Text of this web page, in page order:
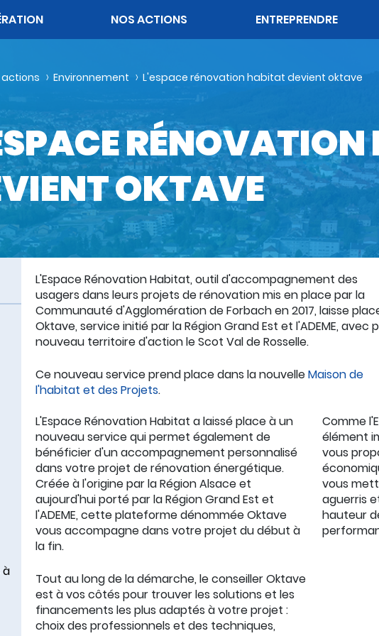
NOS ACTIONS ENTREPRENDRE
OK
actions Environnement L'espace rénovation habitat devient oktave
OKTAVE
à
L'Espace Rénovation Habitat, outil d'accompagnement des
usagers dans leurs projets de rénovation mis en place par la
Communauté d'Agglomération de Forbach en 2017, laisse
Oktave, service initié par la Région Grand Est et l'ADEME, avec
nouveau territoire d'action le Scot Val de Rosselle.
Ce nouveau service prend place dans la nouvelleMaison de
l'habitat et des Projets.
L'Espace Rénovation Habitat a laissé place à un
nouveau service qui permet également de
bénéficier d'un accompagnement personnalisé
dans votre projet de rénovation énergétique.
Créée à l'origine par la Région Alsace et
aujourd'hui porté par la Région Grand Est et
l'ADEME, cette plateforme dénommée Oktave
vous accompagne dans votre projet du début à
la fin.
Tout au long de la démarche, le conseiller Oktave
est à vos côtés pour trouver les solutions et les
financements les plus adaptés à votre projet :
choix des professionnels et des techniques,
Comme
élément
vous
vous
aguerris
hauteur